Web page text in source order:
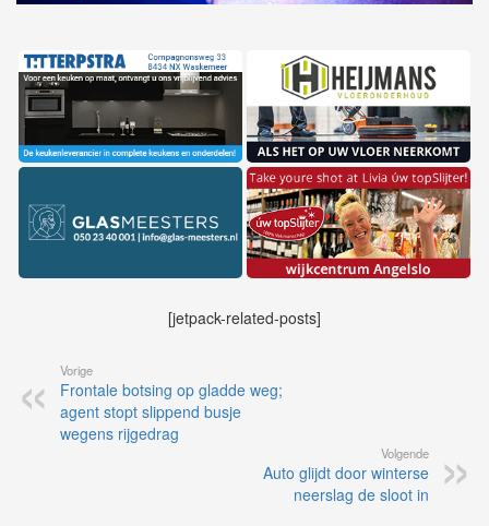
[jetpack-related-posts]
Vorige
Frontale botsing op gladde weg;
agent stopt slippend busje
wegens rijgedrag
Volgende
Auto glijdt door winterse
neerslag de sloot in